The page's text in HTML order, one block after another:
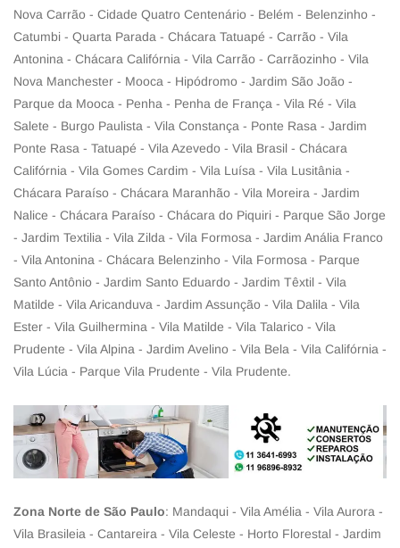
Nova Carrão - Cidade Quatro Centenário - Belém - Belenzinho -
Catumbi - Quarta Parada - Chácara Tatuapé - Carrão - Vila
Antonina - Chácara Califórnia - Vila Carrão - Carrãozinho - Vila
Nova Manchester - Mooca - Hipódromo - Jardim São João -
Parque da Mooca - Penha - Penha de França - Vila Ré - Vila
Salete - Burgo Paulista - Vila Constança - Ponte Rasa - Jardim
Ponte Rasa - Tatuapé - Vila Azevedo - Vila Brasil - Chácara
Califórnia - Vila Gomes Cardim - Vila Luísa - Vila Lusitânia -
Chácara Paraíso - Chácara Maranhão - Vila Moreira - Jardim
Nalice - Chácara Paraíso - Chácara do Piquiri - Parque São Jorge
- Jardim Textilia - Vila Zilda - Vila Formosa - Jardim Anália Franco
- Vila Antonina - Chácara Belenzinho - Vila Formosa - Parque
Santo Antônio - Jardim Santo Eduardo - Jardim Têxtil - Vila
Matilde - Vila Aricanduva - Jardim Assunção - Vila Dalila - Vila
Ester - Vila Guilhermina - Vila Matilde - Vila Talarico - Vila
Prudente - Vila Alpina - Jardim Avelino - Vila Bela - Vila Califórnia -
Vila Lúcia - Parque Vila Prudente - Vila Prudente.
Zona Norte de São Paulo: Mandaqui - Vila Amélia - Vila Aurora -
Vila Brasileia - Cantareira - Vila Celeste - Horto Florestal - Jardim